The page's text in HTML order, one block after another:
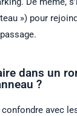
») pour
dans un
?
avec